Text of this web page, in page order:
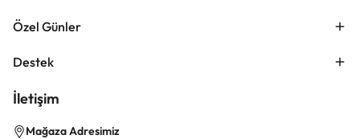
Özel Günler
Destek
İletişim
Mağaza Adresimiz